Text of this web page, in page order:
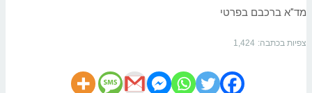
מד"א ברכבם בפרטי
צפיות בכתבה: 1,424